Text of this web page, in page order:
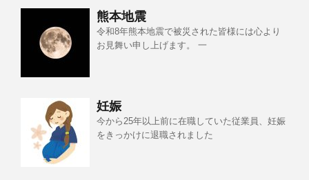
熊本地震
令和8年熊本地震で被災された皆様には心より
お見舞い申し上げます。 一
妊娠
今から25年以上前に在職していた従業員、妊娠
をきっかけに退職されました